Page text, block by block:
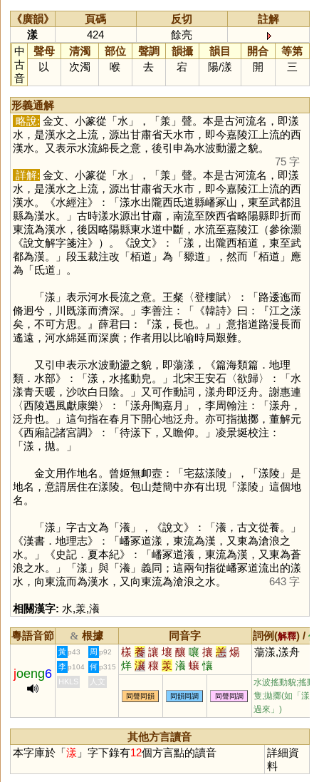
《廣韻》 頁碼 反切
註解
漾
424
餘亮
中
古
音
聲母 清濁 部位 聲調 韻攝 韻目 開合
等第
以
次濁 喉 去 宕 陽/漾 開 三
形義通解
略說: 金文、小篆從「水」，「羕 」聲。本是古河流名，即漾
水，是漢水之上流，源出甘肅省天水市，即今嘉陵江上流的西
漢水。又表示水流綿長之意，後引申為水波動盪之貌。
75 字
詳解: 金文、小篆從「水」，「羕 」聲。本是古河流名，即漾
水，是漢水之上流，源出甘肅省天水市，即今嘉陵江上流的西
漢水。《水經注》：「漾水出隴西氐道縣嶓冢山，東至武都沮
縣為漢水。」古時漾水源出甘肅，南流至陝西省略陽縣即折而
東流為漢水，後因略陽縣東水道中斷，水流至嘉陵江（參徐灝
《說文解字箋注》）。《說文》：「漾，出隴西栢道，東至武
都為漢。」段玉裁注改「栢道」為「豲道」，然而「栢道」應
為「氐道」。
「漾 」表示河水長流之意。王粲〈登樓賦〉：「路逶迤而
脩迥兮，川既漾而濟深。」李善注：「《韓詩》曰：『江之漾
矣，不可方思。』薛君曰：『漾，長也。』」意指道路漫長而
遙遠，河水綿延而深廣；作者用以比喻時局艱難。
又引申表示水波動盪之貌，即蕩漾，《篇海類篇．地理
類．水部》：「漾，水搖動皃。」北宋王安石〈欲歸〉：「水
漾青天暖，沙吹白日陰。」又可作動詞，漾舟即泛舟。謝惠連
〈西陵遇風獻康樂〉：「漾舟陶嘉月」，李周翰注：「漾舟，
泛舟也。」這句指在春月下開心地泛舟。亦可指拋擲，董解元
《西廂記諸宮調》：「待漾下，又瞻仰。」凌景埏校注：
「漾，拋。」
金文用作地名。曾姬無卹壼：「宅茲漾陵」，「漾陵」是
地名，意謂居住在漾陵。包山楚簡中亦有出現「漾陵」這個地
名。
「漾 」字古文為「瀁」，《說文》：「瀁，古文從養。」
《漢書．地理志》：「嶓冢道漾，東流為漢，又東為滄浪之
水。」《史記．夏本紀》：「嶓冢道瀁，東流為漢，又東為蒼
浪之水。」「漾 」與「瀁」義同；這兩句指從嶓冢道流出的漾
水，向東流而為漢水，又向東流為滄浪之水。
643 字
相關漢字: 水,羕,瀁
粵語音節 & 根據 同音字 詞例(解釋) /
joeng6
黃 p43 周 p92 樣 養 讓 壤 釀 嚷 攘 恙 煬
烊 瀼 穰 羕 瀁 蠰 懹
蕩漾,漾舟
李 p104 何 p315
HKLS 人文
同聲同韻 同韻同調 同聲同調
水波搖動貌;搖動
隻;拋擲(如「漾將
過來」)
其他方言讀音
本字庫於「漾 」字下錄有12個方言點的讀音
詳細資
料